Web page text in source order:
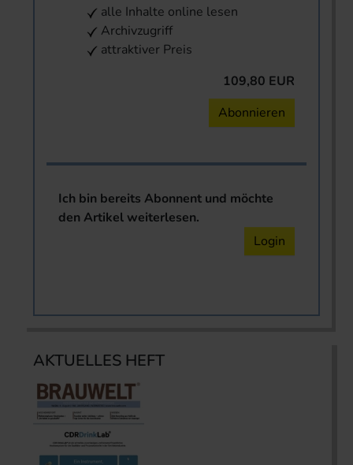
alle Inhalte online lesen
Archivzugriff
attraktiver Preis
109,80 EUR
Abonnieren
Ich bin bereits Abonnent und möchte
den Artikel weiterlesen.
Login
AKTUELLES HEFT